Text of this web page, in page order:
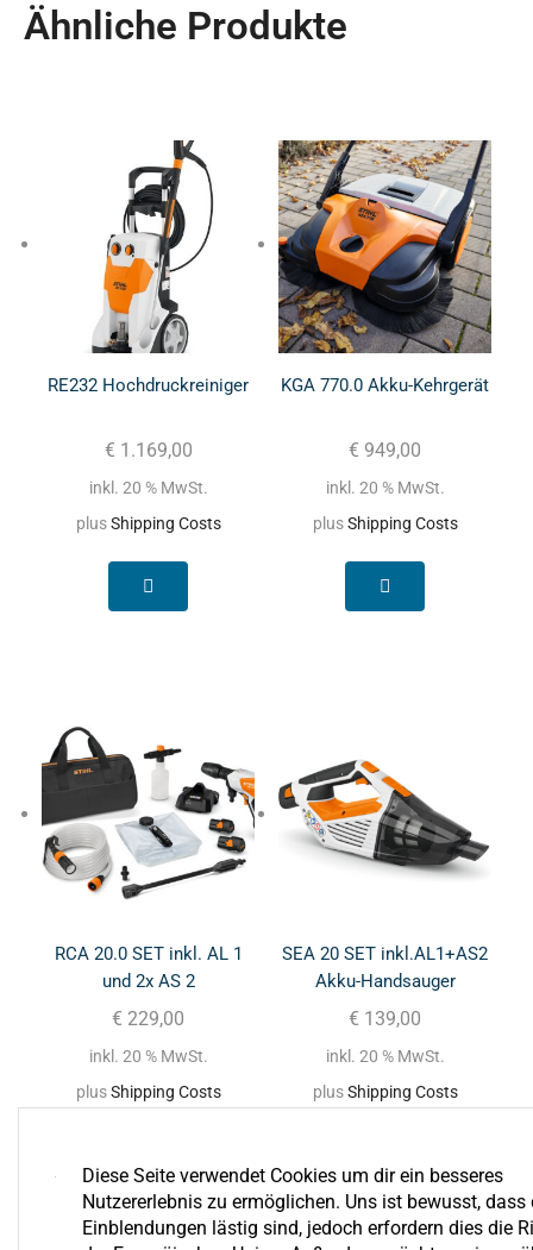
Ähnliche Produkte
RE232 Hochdruckreiniger
€ 1.169,00
inkl. 20 % MwSt.
plusShipping Costs
KGA 770.0 Akku-Kehrgerät
€ 949,00
inkl. 20 % MwSt.
plusShipping Costs
RCA 20.0 SET inkl. AL 1
und 2x AS 2
€ 229,00
inkl. 20 % MwSt.
plusShipping Costs
SEA 20 SET inkl.AL1+AS2
Akku-Handsauger
€ 139,00
inkl. 20 % MwSt.
plusShipping Costs
Diese Seite verwendet Cookies um dir ein besseres
Nutzererlebnis zu ermöglichen. Uns ist bewusst, dass
Einblendungen lästig sind, jedoch erfordern dies die